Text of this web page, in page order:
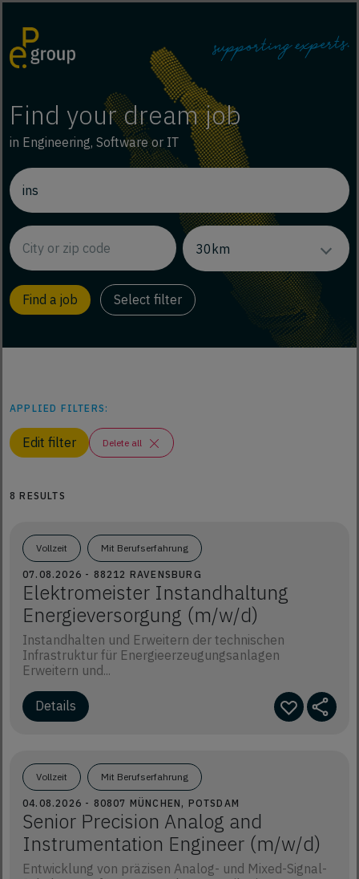
Find your dream job
in Engineering, Software or IT
Select filter
APPLIED FILTERS:
Edit filter Delete all
8 RESULTS
Vollzeit Mit Berufserfahrung
07.08.2026 - 88212 RAVENSBURG
Elektromeister Instandhaltung
Energieversorgung (m/w/d)
Instandhalten und Erweitern der technischen
Infrastruktur für Energieerzeugungsanlagen
Erweitern und...
Details
Vollzeit Mit Berufserfahrung
04.08.2026 - 80807 MÜNCHEN, POTSDAM
Senior Precision Analog and
Instrumentation Engineer (m/w/d)
Entwicklung von präzisen Analog- und Mixed-Signal-